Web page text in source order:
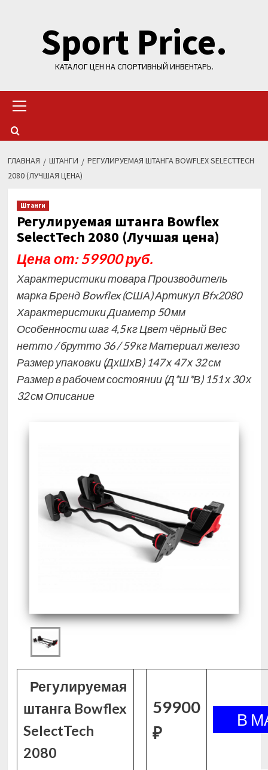
содержимомуSport Price.
КАТАЛОГ ЦЕН НА СПОРТИВНЫЙ ИНВЕНТАРЬ.
меню
ГЛАВНАЯ ШТАНГИ
РЕГУЛИРУЕМАЯ ШТАНГА BOWFLEX SELECTTECH
2080 (ЛУЧШАЯ ЦЕНА)
Штанги
Регулируемая штанга Bowflex
SelectTech 2080 (Лучшая цена)
Цена от: 59900 руб.
Характеристики товара Производитель
марка Бренд Bowflex (США) Артикул Bfx2080
Характеристики Диаметр 50 мм
Особенности шаг 4,5 кг Цвет чёрный Вес
нетто / брутто 36 / 59 кг Материал железо
Размер упаковки (ДхШхВ) 147 х 47 х 32 см
Размер в рабочем состоянии (Д*Ш*В) 151 х 30 х
32 см Описание
Регулируемая
штанга Bowflex
SelectTech
2080
59900
₽